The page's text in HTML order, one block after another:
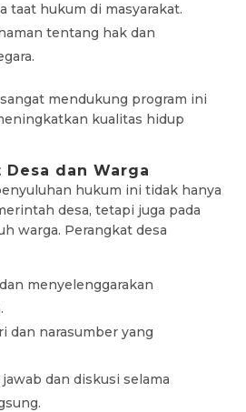
taat hukum di masyarakat.
tentang hak dan
mendukung program ini
kualitas hidup
Desa dan Warga
hukum ini tidak hanya
desa, tetapi juga pada
warga. Perangkat desa
menyelenggarakan
dan narasumber yang
dan diskusi selama